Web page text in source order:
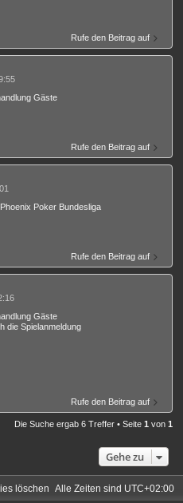
Rufe den Beitrag auf
Gäste
Rufe den Beitrag auf
Poker Bundesliga
Rufe den Beitrag auf
Gäste
die Spielanmeldung
Rufe den Beitrag auf
Die Suche ergab 6 Treffer • Seite 1 von 1
Gehe zu
Alle Zeiten sind UTC+02:00
löschen